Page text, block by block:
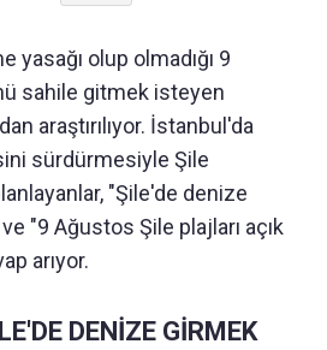
yasağı olup olmadığı 9
sahile gitmek isteyen
araştırılıyor. İstanbul'da
sürdürmesiyle Şile
"Şile'de denize
"9 Ağustos Şile plajları açık
arıyor.
DENİZE GİRMEK